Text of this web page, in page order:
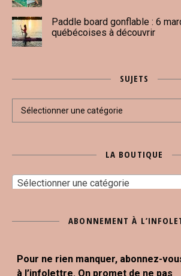
Paddle board gonflable : 6
québécoises à découvrir
SUJETS
LA BOUTIQUE
Sélectionner une catégorie
ABONNEMENT À
Pour ne rien manquer, abonnez-
à l’infolettre. On promet de ne pas